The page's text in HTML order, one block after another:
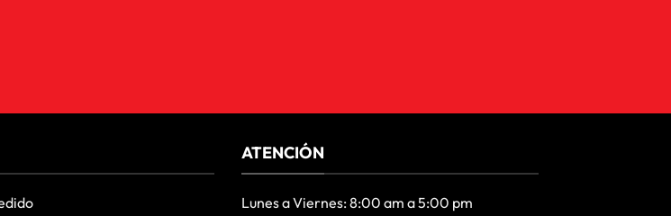
ATENCIÓN
Lunes a Viernes: 8:00 am a 5:00 pm